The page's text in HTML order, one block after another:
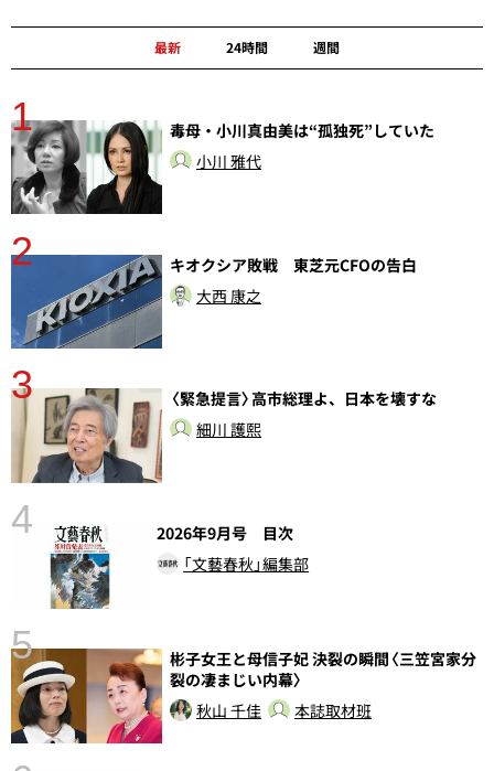
最新 24時間 週間
1
毒母・小川真由美は“孤独死”していた
小川 雅代
2
キオクシア敗戦 東芝元CFOの告白
大西 康之
3
〈緊急提言〉高市総理よ、日本を壊すな
細川 護熙
4
2026年9月号 目次
「文藝春秋」編集部
5
彬子女王と母信子妃 決裂の瞬間〈三笠宮家分
裂の凄まじい内幕〉
秋山 千佳
本誌取材班